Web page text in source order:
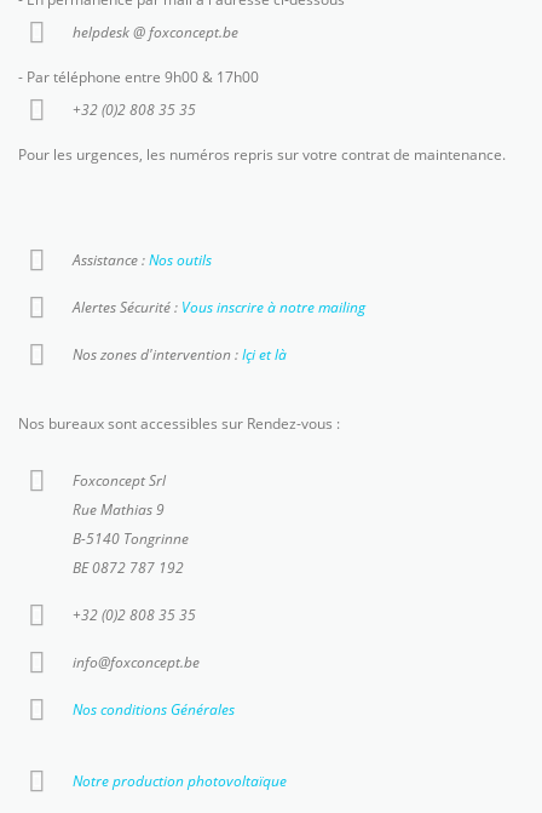
helpdesk @ foxconcept.be
- Par téléphone entre 9h00 & 17h00
+32 (0)2 808 35 35
Pour les urgences, les numéros repris sur votre contrat de maintenance.
Assistance :Nos outils
Alertes Sécurité : Vous inscrire à notre mailing
Nos zones d'intervention :Içi et là
Nos bureaux sont accessibles sur Rendez-vous :
Foxconcept Srl
Rue Mathias 9
B-5140 Tongrinne
BE 0872 787 192
+32 (0)2 808 35 35
info@foxconcept.be
Nos conditions Générales
Notre production photovoltaïque